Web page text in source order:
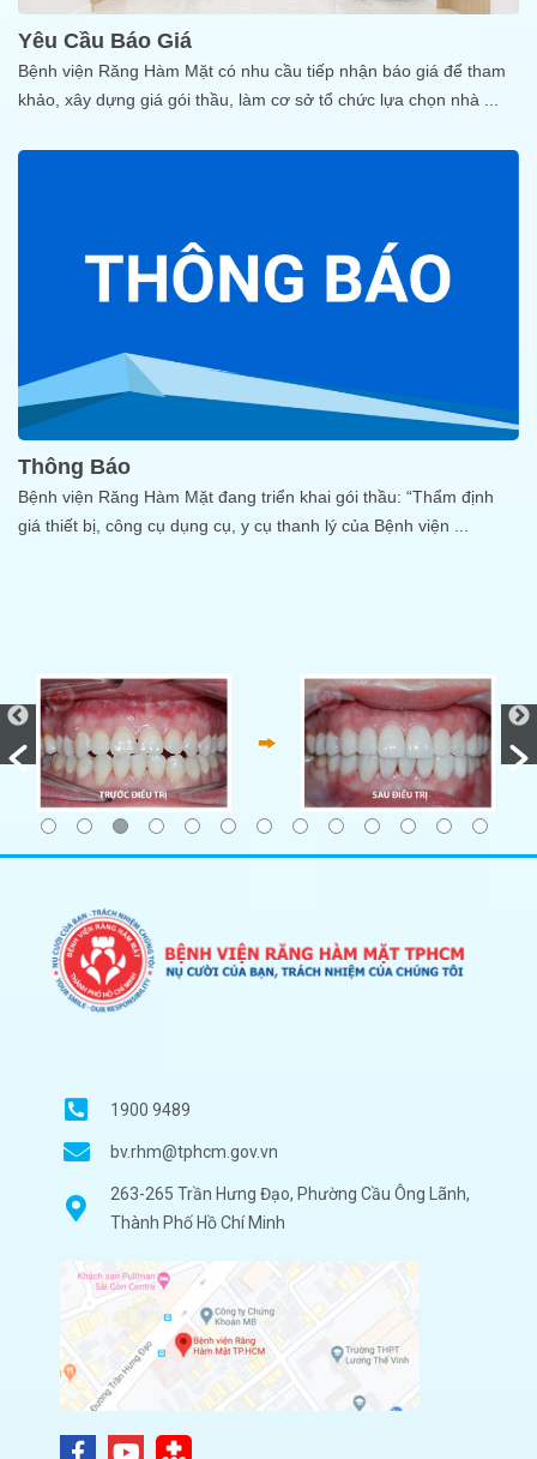
Yêu Cầu Báo Giá
Bệnh viện Răng Hàm Mặt có nhu cầu tiếp nhận báo giá để tham
khảo, xây dựng giá gói thầu, làm cơ sở tổ chức lựa chọn nhà
Thông Báo
Bệnh viện Răng Hàm Mặt đang triển khai gói thầu: “Thẩm định
giá thiết bị, công cụ dụng cụ, y cụ thanh lý của Bệnh viện
1900 9489
bv.rhm@tphcm.gov.vn
263-265 Trần Hưng Đạo, Phường Cầu Ông Lãnh,
Thành Phố Hồ Chí Minh